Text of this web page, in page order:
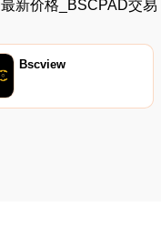
新价格_BSCPAD交易
Bscview